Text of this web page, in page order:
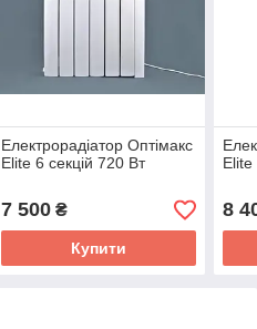
Електрорадіатор Оптімакс
Elite 6 секцій 720 Вт
7 500₴
Купити
Elite
8